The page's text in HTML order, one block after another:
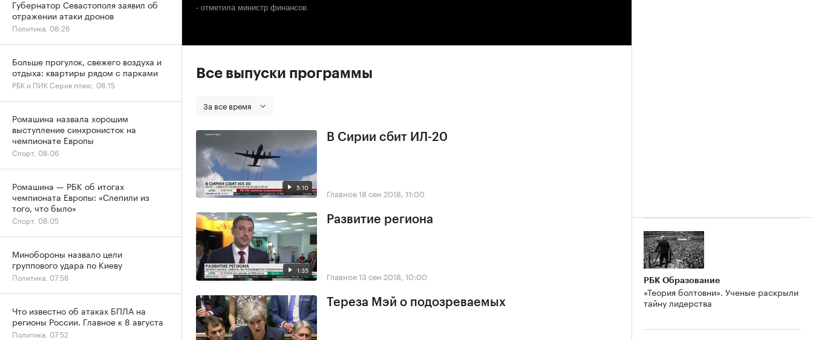
- отметила министр финансов.
Все выпуски программы
За все время
5:10
В Сирии сбит ИЛ-20
Главное18 сен 2018, 11:00
1:35
Развитие региона
Главное13 сен 2018, 10:00
Тереза Мэй о подозреваемых
РБК Образование
«Теория болтовни». Ученые раскрыли
тайну лидерства
Губернатор Севастополя заявил об
отражении атаки дронов
Политика, 08:26
Больше прогулок, свежего воздуха и
отдыха: квартиры рядом с парками
РБК и ПИК Серия плюс, 08:15
Ромашина назвала хорошим
выступление синхронисток на
чемпионате Европы
Спорт, 08:06
Ромашина — РБК об итогах
чемпионата Европы: «Слепили из
того, что было»
Спорт, 08:05
Минобороны назвало цели
группового удара по Киеву
Политика, 07:58
Что известно об атаках БПЛА на
регионы России. Главное к 8 августа
Политика, 07:52